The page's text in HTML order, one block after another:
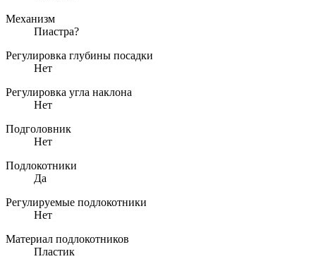
Механизм
Пиастра?
Регулировка глубины посадки
Нет
Регулировка угла наклона
Нет
Подголовник
Нет
Подлокотники
Да
Регулируемые подлокотники
Нет
Материал подлокотников
Пластик